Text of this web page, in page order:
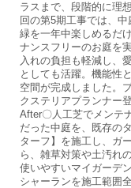
ラスまで、段階的に理
回の第5期工事では、
緑を一年中楽しめるだ
ナンスフリーのお庭を
入れの負担も軽減し、
としても活躍。機能性
空間が完成しました。
クステリアプランナー
After〇人工芝でメンテ
だった中庭を、既存の
ターフ】を施工し、ガ
ら、雑草対策や土汚れ
使いやすいマイガーデ
シャーランを施工範囲